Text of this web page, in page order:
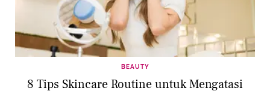
BEAUTY
8 Tips Skincare Routine untuk Mengatasi